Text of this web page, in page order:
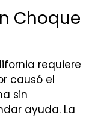
Choque
requiere
causó el
sin
ayuda. La